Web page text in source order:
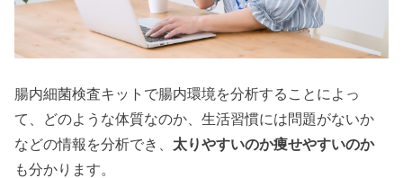
腸内細菌検査キットで腸内環境を分析することによっ
て、どのような体質なのか、生活習慣には問題がないか
などの情報を分析でき、 太りやすいのか痩せやすいのか
も分かります。